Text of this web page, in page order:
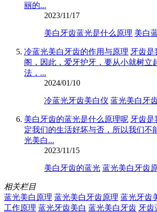
丽的...
2023/11/17
美白牙齿蓝光是什么原理 美白
冷蓝光美白牙齿的作用与原理 牙齿
阁，因此，爱牙护牙，要从小就树立
法，...
2024/01/10
冷蓝光牙齿美白仪 蓝光美白牙
美白牙齿的蓝光是什么原理呢 牙齿
定我们的生活好坏与否，所以我们
光美白...
2023/11/15
美白牙齿的蓝光 蓝光美白牙齿
相关栏目
蓝光美白原理 蓝光美白牙齿原理 蓝光牙齿
工作原理 蓝光牙齿美白 蓝光美白牙齿 牙齿